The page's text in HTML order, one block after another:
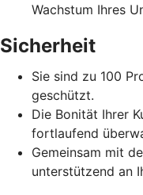
Wachstum Ihres
Sicherheit
Sie sind zu 100
geschützt.
Die Bonität Ihrer
fortlaufend
Gemeinsam mit
unterstützend an